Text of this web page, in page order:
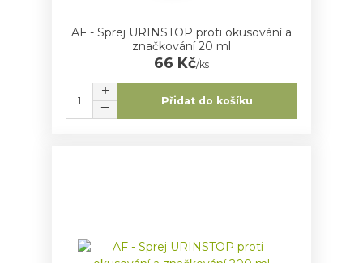
AF - Sprej URINSTOP proti okusování a
značkování 20 ml
66 Kč/ks
Přidat do košíku